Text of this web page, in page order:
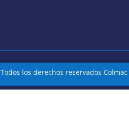
Todos los derechos reservados